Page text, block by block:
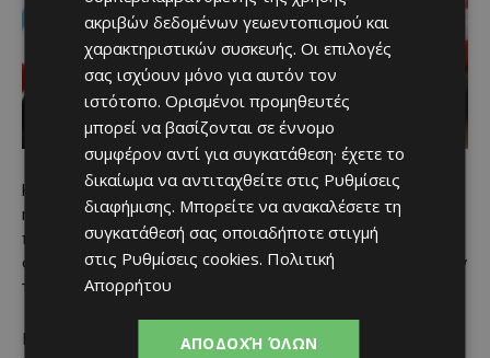
Η διάγνωση βασίζεται στη νευρολογική εξέταση, στο
ηλεκτρομυογράφημα (ΗΜΓ) και στον αποκλεισμό άλλων
παθήσεων. Δεν υπάρχει οριστική θεραπεία, όμως φάρμακα
όπως το riluzole και το edaravone μπορούν να επιβραδύνουν
την εξέλιξη της νόσου σε ορισμένους ασθενείς.
Παράλληλα, η φυσικοθεραπεία, η λογοθεραπεία, η
ακριβών δεδομένων γεωεντοπισμού και
χαρακτηριστικών συσκευής. Οι επιλογές
σας ισχύουν μόνο για αυτόν τον
ιστότοπο. Ορισμένοι προμηθευτές
μπορεί να βασίζονται σε έννομο
συμφέρον αντί για συγκατάθεση· έχετε το
δικαίωμα να αντιταχθείτε στις Ρυθμίσεις
διαφήμισης. Μπορείτε να ανακαλέσετε τη
συγκατάθεσή σας οποιαδήποτε στιγμή
στις Ρυθμίσεις cookies. Πολιτική
Απορρήτου
ΑΠΟΔΟΧΉ ΌΛΩΝ